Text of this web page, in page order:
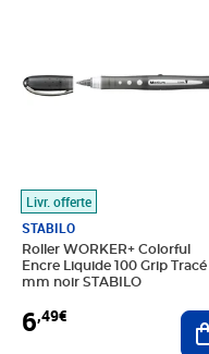
Livr. offerte
STABILO
Roller WORKER+ Colorful
Encre Liquide 100 Grip Tracé 0 5
mm noir STABILO
6,49€